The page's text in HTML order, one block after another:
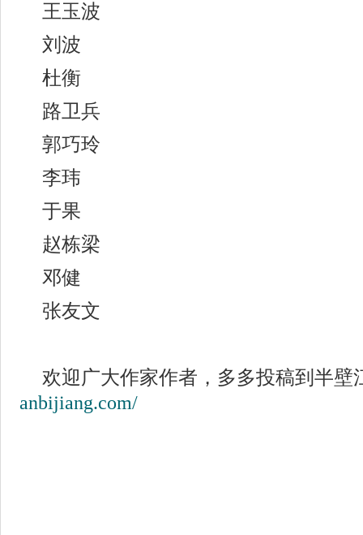
王玉波
刘波
杜衡
路卫兵
郭巧玲
李玮
于果
赵栋梁
邓健
张友文
欢迎广大作家作者，多多投稿到半壁
anbijiang.com/